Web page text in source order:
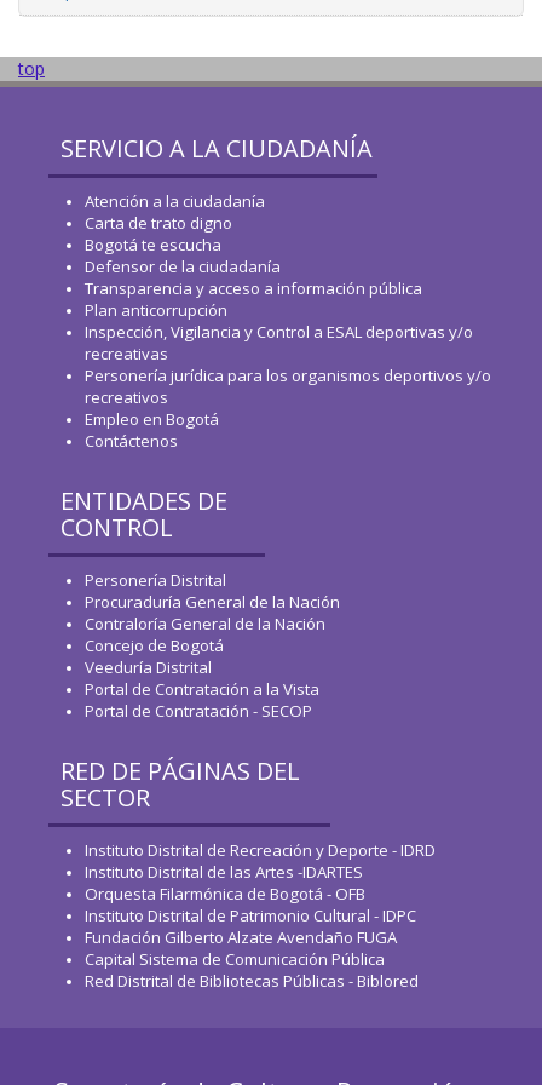
top
SERVICIO A LA CIUDADANÍA
Atención a la ciudadanía
Carta de trato digno
Bogotá te escucha
Defensor de la ciudadanía
Transparencia y acceso a información pública
Plan anticorrupción
Inspección, Vigilancia y Control a ESAL deportivas y/o
recreativas
Personería jurídica para los organismos deportivos y/o
recreativos
Empleo en Bogotá
Contáctenos
ENTIDADES DE
CONTROL
Personería Distrital
Procuraduría General de la Nación
Contraloría General de la Nación
Concejo de Bogotá
Veeduría Distrital
Portal de Contratación a la Vista
Portal de Contratación - SECOP
RED DE PÁGINAS DEL
SECTOR
Instituto Distrital de Recreación y Deporte - IDRD
Instituto Distrital de las Artes -IDARTES
Orquesta Filarmónica de Bogotá - OFB
Instituto Distrital de Patrimonio Cultural - IDPC
Fundación Gilberto Alzate Avendaño FUGA
Capital Sistema de Comunicación Pública
Red Distrital de Bibliotecas Públicas - Biblored